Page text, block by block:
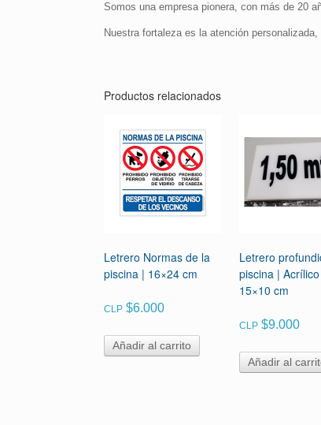
Somos una empresa pionera, con más de 20
Nuestra fortaleza es la atención
Productos relacionados
Letrero Normas de la
piscina | 16×24 cm
CLP $6.000
Añadir al carrito
Letrero
piscina |
15×10 cm
CLP $9.000
Añadir al